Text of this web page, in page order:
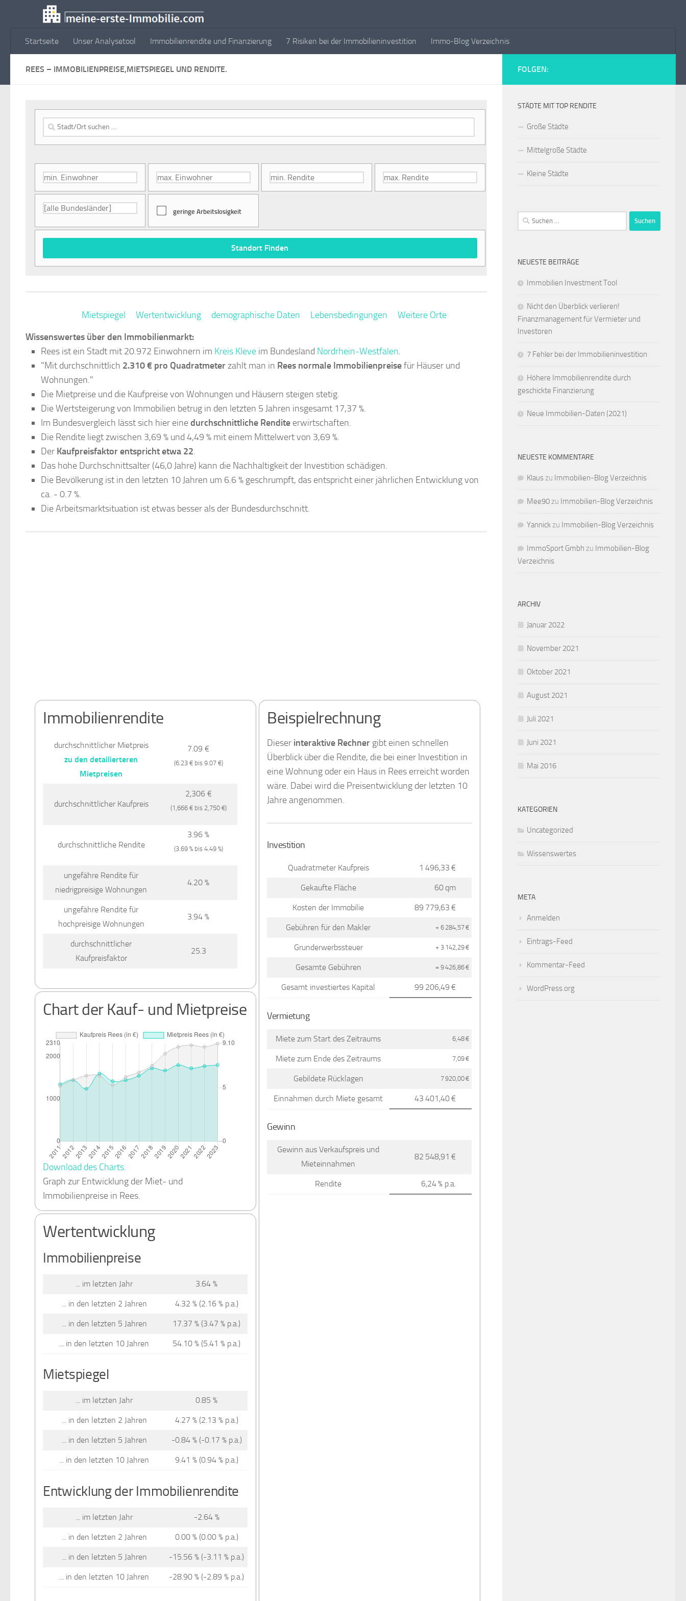
Zum Inhalt springen
Startseite Unser Analysetool Immobilienrendite und Finanzierung 7 Risiken bei der Immobilieninvestition Immo-Blog Verzeichnis
REES – IMMOBILIENPREISE,MIETSPIEGEL UND RENDITE.
nach:
geringe Arbeitslosigkeit
Mietspiegel Wertentwicklung demographische Daten Lebensbedingungen
Weitere Orte
Wissenswertes über den Immobilienmarkt:
Rees ist ein Stadt mit 20.972 Einwohnern im Kreis Kleve im Bundesland Nordrhein-Westfalen.
"Mit durchschnittlich 2.310 € pro Quadratmeterzahlt man in Rees normale Immobilienpreisefür Häuser und
Wohnungen."
Die Mietpreise und die Kaufpreise von Wohnungen und Häusern steigen stetig.
Die Wertsteigerung von Immobilien betrug in den letzten 5 Jahren insgesamt 17,37 %.
Im Bundesvergleich lässt sich hier einedurchschnittliche Rendite erwirtschaften.
Die Rendite liegt zwischen 3,69 % und 4,49 % mit einem Mittelwert von 3,69 %.
Der Kaufpreisfaktor entspricht etwa 22.
Das hohe Durchschnittsalter (46,0 Jahre) kann die Nachhaltigkeit der Investition schädigen.
Die Bevölkerung ist in den letzten 10 Jahren um 6.6 % geschrumpft, das entspricht einer jährlichen Entwicklung von
ca. - 0.7 %.
Die Arbeitsmarktsituation ist etwas besser als der Bundesdurchschnitt.
Immobilienrendite
durchschnittlicher Mietpreis
zu den detailierteren
Mietpreisen
7.09 €
(6.23 € bis 9.07 €)
durchschnittlicher Kaufpreis
2,306 €
(1,666 € bis 2,750 €)
durchschnittliche Rendite
3.96 %
(3.69 % bis 4.49 %)
ungefähre Rendite für
niedrigpreisige Wohnungen
4.20 %
ungefähre Rendite für
hochpreisige Wohnungen
3.94 %
durchschnittlicher
Kaufpreisfaktor
25.3
Beispielrechnung
Dieser interaktive Rechner gibt einen schnellen
Überblick über die Rendite, die bei einer Investition in
eine Wohnung oder ein Haus in Rees erreicht worden
wäre. Dabei wird die Preisentwicklung der letzten 10
Jahre angenommen.
Investition
Quadratmeter Kaufpreis 1 496,33 €
Gekaufte Fläche 60 qm
Kosten der Immobilie 89 779,63 €
Gebühren für den Makler + 6 284,57 €
Grunderwerbssteuer + 3 142,29 €
Gesamte Gebühren = 9 426,86 €
Gesamt investiertes Kapital 99 206,49 €
Vermietung
Miete zum Start des Zeitraums 6,48 €
Miete zum Ende des Zeitraums 7,09 €
Gebildete Rücklagen 7 920,00 €
Einnahmen durch Miete gesamt 43 401,40 €
Gewinn
Gewinn aus Verkaufspreis und
Mieteinnahmen
82 548,91 €
Rendite 6,24 % p.a.
Chart der Kauf- und Mietpreise
Download des Charts.
Graph zur Entwicklung der Miet- und
Immobilienpreise in Rees.
Wertentwicklung
Immobilienpreise
... im letzten Jahr 3.64 %
... in den letzten 2 Jahren 4.32 % (2.16 % p.a.)
... in den letzten 5 Jahren 17.37 % (3.47 % p.a.)
... in den letzten 10 Jahren 54.10 % (5.41 % p.a.)
Mietspiegel
... im letzten Jahr 0.85 %
... in den letzten 2 Jahren 4.27 % (2.13 % p.a.)
... in den letzten 5 Jahren -0.84 % (-0.17 % p.a.)
... in den letzten 10 Jahren 9.41 % (0.94 % p.a.)
Entwicklung der Immobilienrendite
... im letzten Jahr -2.64 %
... in den letzten 2 Jahren 0.00 % (0.00 % p.a.)
... in den letzten 5 Jahren -15.56 % (-3.11 % p.a.)
... in den letzten 10 Jahren -28.90 % (-2.89 % p.a.)
FOLGEN:
STÄDTE MIT TOP RENDITE
Große Städte
Mittelgroße Städte
Kleine Städte
Suchen
nach:
NEUESTE BEITRÄGE
Immobilien Investment Tool
Nicht den Überblick verlieren!
Finanzmanagement für Vermieter und
Investoren
7 Fehler bei der Immobilieninvestition
Höhere Immobilienrendite durch
geschickte Finanzierung
Neue Immobilien-Daten (2021)
NEUESTE KOMMENTARE
Klauszu Immobilien-Blog Verzeichnis
Mee90zu Immobilien-Blog Verzeichnis
Yannickzu Immobilien-Blog Verzeichnis
ImmoSport Gmbh zu Immobilien-Blog
Verzeichnis
ARCHIV
Januar 2022
November 2021
Oktober 2021
August 2021
Juli 2021
Juni 2021
Mai 2016
KATEGORIEN
Uncategorized
Wissenswertes
META
Anmelden
Eintrags-Feed
Kommentar-Feed
WordPress.org